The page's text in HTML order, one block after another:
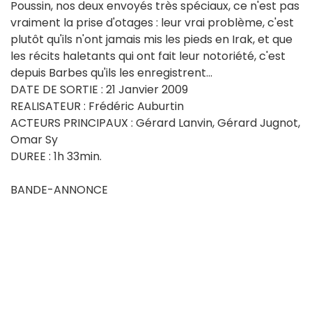
Poussin, nos deux envoyés très spéciaux, ce n'est pas
vraiment la prise d'otages : leur vrai problème, c'est
plutôt qu'ils n'ont jamais mis les pieds en Irak, et que
les récits haletants qui ont fait leur notoriété, c'est
depuis Barbes qu'ils les enregistrent...
DATE DE SORTIE : 21 Janvier 2009
REALISATEUR : Frédéric Auburtin
ACTEURS PRINCIPAUX : Gérard Lanvin, Gérard Jugnot,
Omar Sy
DUREE : 1h 33min.
BANDE-ANNONCE